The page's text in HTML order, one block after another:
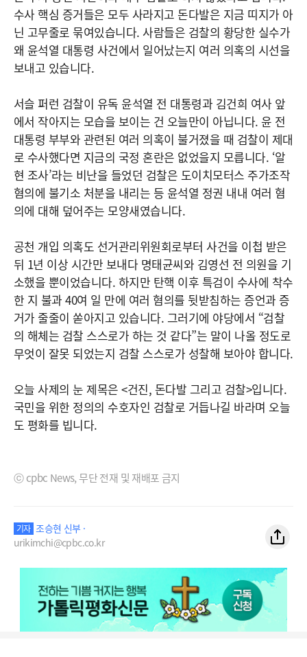
수사 핵심 증거들은 모두 사라지고 돈다발은 지금 띠지가 아
닌 고무줄로 묶여있습니다. 사람들은 검찰의 황당한 실수가
왜 윤석열 대통령 사건에서 일어났는지 여러 의혹의 시선을
보내고 있습니다.
서슬 퍼런 검찰이 유독 윤석열 전 대통령과 김건희 여사 앞
에서 작아지는 모습을 보이는 건 오늘만이 아닙니다. 윤 전
대통령 부부와 관련된 여러 의혹이 불거졌을 때 검찰이 제대
로 수사했다면 지금의 국정 혼란은 없었을지 모릅니다. ‘알
현 조사’라는 비난을 들었던 검찰은 도이치모터스 주가조작
혐의에 불기소 처분을 내리는 등 윤석열 정권 내내 여러 혐
의에 대해 덮어주는 모양새였습니다.
공천 개입 의혹도 선거관리위원회로부터 사건을 이첩 받은
뒤 1년 이상 시간만 보내다 명태균씨와 김영선 전 의원을 기
소했을 뿐이었습니다. 하지만 탄핵 이후 특검이 수사에 착수
한 지 불과 40여 일 만에 여러 혐의를 뒷받침하는 증언과 증
거가 줄줄이 쏟아지고 있습니다. 그러기에 야당에서 “검찰
의 해체는 검찰 스스로가 하는 것 같다”는 말이 나올 정도로
무엇이 잘못 되었는지 검찰 스스로가 성찰해 보아야 합니다.
오늘 사제의 눈 제목은 <건진, 돈다발 그리고 검찰>입니다.
국민을 위한 정의의 수호자인 검찰로 거듭나길 바라며 오늘
도 평화를 빕니다.
ⓒ cpbc News, 무단 전재 및 재배포 금지
기자 조승현 신부 ·
urikimchi@cpbc.co.kr